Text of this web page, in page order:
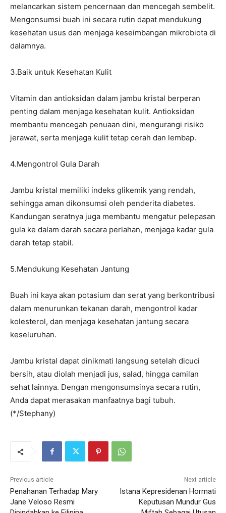
melancarkan sistem pencernaan dan mencegah sembelit.
Mengonsumsi buah ini secara rutin dapat mendukung
kesehatan usus dan menjaga keseimbangan mikrobiota di
dalamnya.
3.Baik untuk Kesehatan Kulit
Vitamin dan antioksidan dalam jambu kristal berperan
penting dalam menjaga kesehatan kulit. Antioksidan
membantu mencegah penuaan dini, mengurangi risiko
jerawat, serta menjaga kulit tetap cerah dan lembap.
4.Mengontrol Gula Darah
Jambu kristal memiliki indeks glikemik yang rendah,
sehingga aman dikonsumsi oleh penderita diabetes.
Kandungan seratnya juga membantu mengatur pelepasan
gula ke dalam darah secara perlahan, menjaga kadar gula
darah tetap stabil.
5.Mendukung Kesehatan Jantung
Buah ini kaya akan potasium dan serat yang berkontribusi
dalam menurunkan tekanan darah, mengontrol kadar
kolesterol, dan menjaga kesehatan jantung secara
keseluruhan.
Jambu kristal dapat dinikmati langsung setelah dicuci
bersih, atau diolah menjadi jus, salad, hingga camilan
sehat lainnya. Dengan mengonsumsinya secara rutin,
Anda dapat merasakan manfaatnya bagi tubuh.
(*/Stephany)
Previous article
Penahanan Terhadap Mary
Jane Veloso Resmi
Next article
Istana Kepresidenan Hormati
Keputusan Mundur Gus